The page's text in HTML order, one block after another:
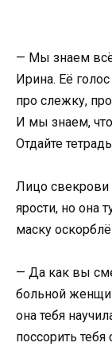
— Мы знаем
Ирина. Её
про слежку,
И мы знаем,
Отдайте
Лицо свекрови
ярости, но она
маску
— Да как вы
больной
она тебя
поссорить